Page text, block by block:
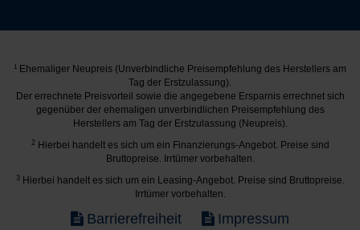
1
Ehemaliger Neupreis (Unverbindliche Preisempfehlung des Herstellers am
Tag der Erstzulassung).
Der errechnete Preisvorteil sowie die angegebene Ersparnis errechnet sich
gegenüber der ehemaligen unverbindlichen Preisempfehlung des
Herstellers am Tag der Erstzulassung (Neupreis).
2 Hierbei handelt es sich um ein Finanzierungs-Angebot. Preise sind
Bruttopreise. Irrtümer vorbehalten.
3 Hierbei handelt es sich um ein Leasing-Angebot. Preise sind Bruttopreise.
Irrtümer vorbehalten.
Barrierefreiheit
Impressum